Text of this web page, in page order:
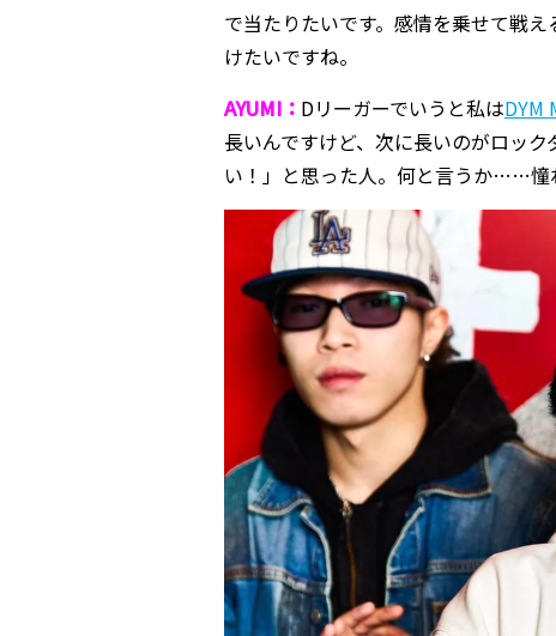
で当たりたいです。感情を乗せて戦
けたいですね。
AYUMI： Dリーガーでいうと私はDYM
長いんですけど、次に長いのがロッ
い！」と思った人。何と言うか……憧